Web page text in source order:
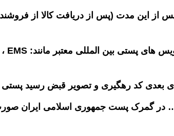
شرکت تا ۷ روز رایگان بوده و پس از این مدت (پس از
بعدی کد رهگیری و تصویر قبض رسید
گمرک پست جمهوری اسلامی ایران صورت